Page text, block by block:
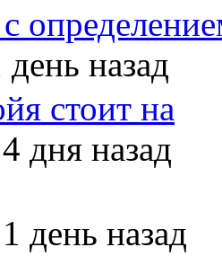
назад
стоит на
дня назад
день назад